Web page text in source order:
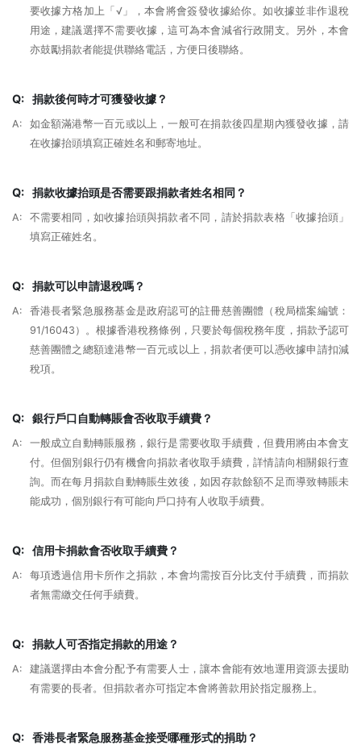
要收據方格加上「√」，本會將會簽發收據給你。如收據並非作退稅
用途，建議選擇不需要收據，這可為本會減省行政開支。另外，本會
亦鼓勵捐款者能提供聯絡電話，方便日後聯絡。
Q: 捐款後何時才可獲發收據？
A:
如金額滿港幣一百元或以上，一般可在捐款後四星期內獲發收據，請
在收據抬頭填寫正確姓名和郵寄地址。
Q: 捐款收據抬頭是否需要跟捐款者姓名相同？
A:
不需要相同，如收據抬頭與捐款者不同，請於捐款表格「收據抬頭」
填寫正確姓名。
Q: 捐款可以申請退稅嗎？
A:
香港長者緊急服務基金是政府認可的註冊慈善團體（稅局檔案編號：
91/16043）。根據香港稅務條例，只要於每個稅務年度，捐款予認可
慈善團體之總額達港幣一百元或以上，捐款者便可以憑收據申請扣減
稅項。
Q: 銀行戶口自動轉賬會否收取手續費？
A:
一般成立自動轉賬服務，銀行是需要收取手續費，但費用將由本會支
付。但個別銀行仍有機會向捐款者收取手續費，詳情請向相關銀行查
詢。而在每月捐款自動轉賬生效後，如因存款餘額不足而導致轉賬未
能成功，個別銀行有可能向戶口持有人收取手續費。
Q: 信用卡捐款會否收取手續費？
A:
每項透過信用卡所作之捐款，本會均需按百分比支付手續費，而捐款
者無需繳交任何手續費。
Q: 捐款人可否指定捐款的用途？
A:
建議選擇由本會分配予有需要人士，讓本會能有效地運用資源去援助
有需要的長者。但捐款者亦可指定本會將善款用於指定服務上。
Q: 香港長者緊急服務基金接受哪種形式的捐助？